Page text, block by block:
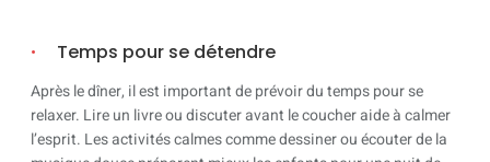
Temps pour se détendre
Après le dîner, il est important de prévoir du temps pour se
relaxer. Lire un livre ou discuter avant le coucher aide à calmer
l’esprit. Les activités calmes comme dessiner ou écouter de la